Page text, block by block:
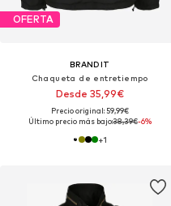
OFERTA
BRANDIT
Chaqueta de entretiempo
Desde 35,99€
Precio original: 59,99€
Último precio más bajo:38,39€-6%
+1